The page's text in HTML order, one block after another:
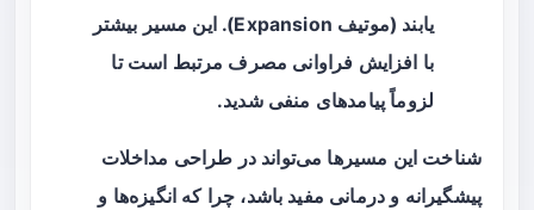
یابند (موتیف Expansion). این مسیر بیشتر
با افزایش فراوانی مصرف مرتبط است تا
لزوماً پیامدهای منفی شدید.
شناخت این مسیرها می‌تواند در طراحی مداخلات
پیشگیرانه و درمانی مفید باشد، چرا که انگیزه‌ها و